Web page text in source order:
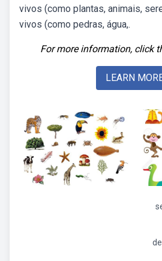
vivos (como plantas, animais,
vivos (como pedras, água,.
For more information, click
LEARN